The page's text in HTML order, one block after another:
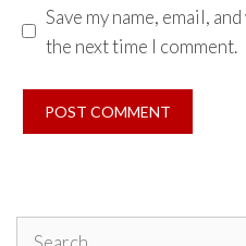
Save my name, email,
the next time I comment.
Search